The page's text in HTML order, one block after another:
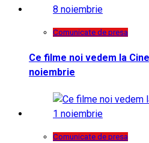
Comunicate de presa
Ce filme noi vedem la
noiembrie
Comunicate de presa